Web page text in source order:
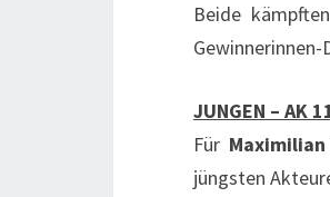
Beide
Gewinnerinnen-
JUNGEN – AK
Für
jüngsten